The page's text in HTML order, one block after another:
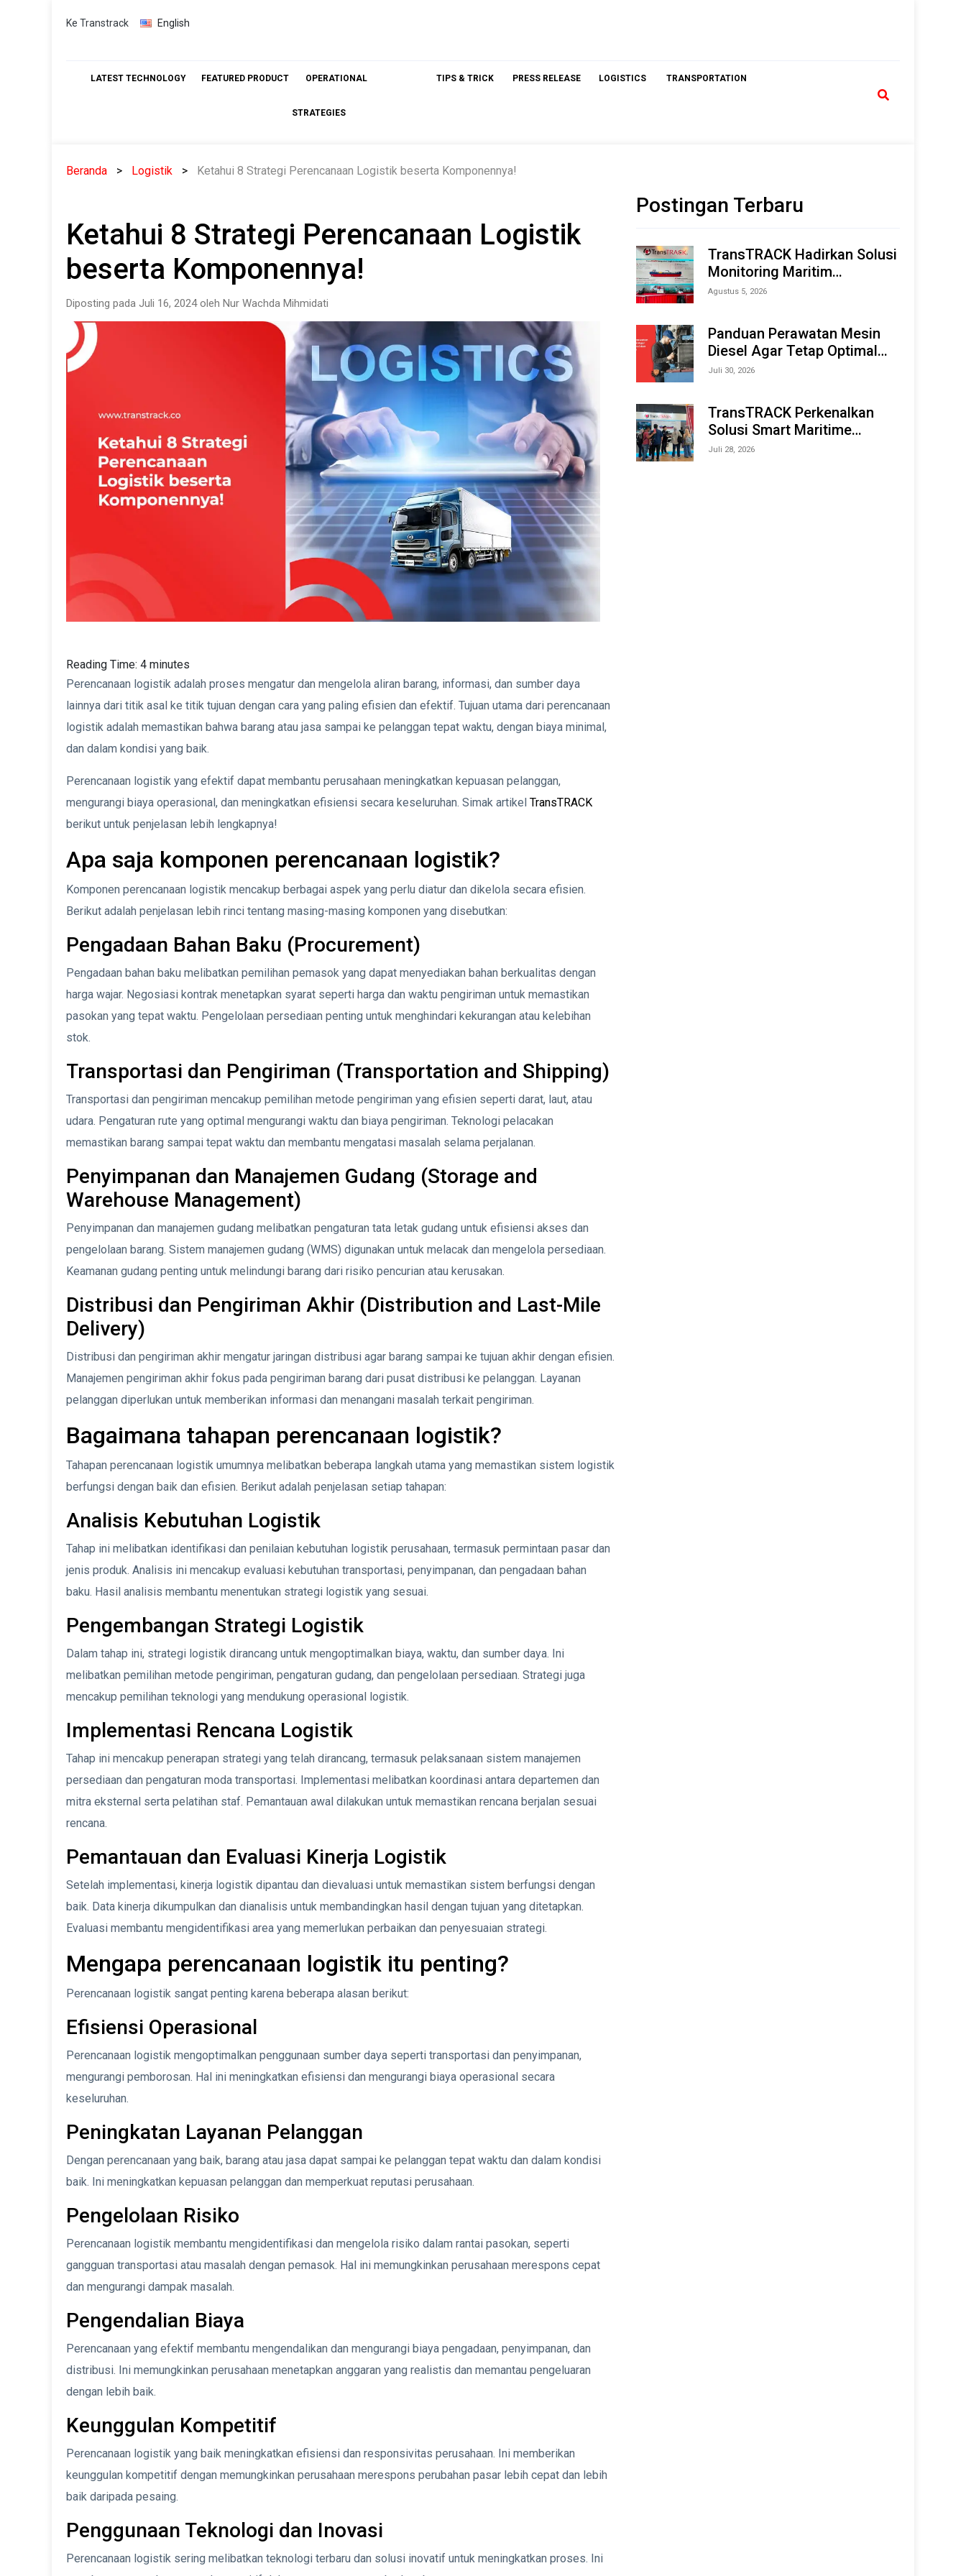
Skip
Ke Transtrack English
LATEST TECHNOLOGY FEATURED PRODUCT OPERATIONAL
STRATEGIES
TIPS & TRICK PRESS RELEASE LOGISTICS TRANSPORTATION
Beranda Logistik Ketahui 8 Strategi Perencanaan Logistik beserta Komponennya!
Ketahui 8 Strategi Perencanaan Logistik
beserta Komponennya!
Diposting pada Juli 16, 2024 oleh Nur Wachda Mihmidati
Reading Time: 4 minutes
Perencanaan logistik adalah proses mengatur dan mengelola aliran barang, informasi, dan sumber daya
lainnya dari titik asal ke titik tujuan dengan cara yang paling efisien dan efektif. Tujuan utama dari perencanaan
logistik adalah memastikan bahwa barang atau jasa sampai ke pelanggan tepat waktu, dengan biaya minimal,
dan dalam kondisi yang baik.
Perencanaan logistik yang efektif dapat membantu perusahaan meningkatkan kepuasan pelanggan,
mengurangi biaya operasional, dan meningkatkan efisiensi secara keseluruhan. Simak artikel TransTRACK
berikut untuk penjelasan lebih lengkapnya!
Apa saja komponen perencanaan logistik?
Komponen perencanaan logistik mencakup berbagai aspek yang perlu diatur dan dikelola secara efisien.
Berikut adalah penjelasan lebih rinci tentang masing-masing komponen yang disebutkan:
Pengadaan Bahan Baku (Procurement)
Pengadaan bahan baku melibatkan pemilihan pemasok yang dapat menyediakan bahan berkualitas dengan
harga wajar. Negosiasi kontrak menetapkan syarat seperti harga dan waktu pengiriman untuk memastikan
pasokan yang tepat waktu. Pengelolaan persediaan penting untuk menghindari kekurangan atau kelebihan
stok.
Transportasi dan Pengiriman (Transportation and Shipping)
Transportasi dan pengiriman mencakup pemilihan metode pengiriman yang efisien seperti darat, laut, atau
udara. Pengaturan rute yang optimal mengurangi waktu dan biaya pengiriman. Teknologi pelacakan
memastikan barang sampai tepat waktu dan membantu mengatasi masalah selama perjalanan.
Penyimpanan dan Manajemen Gudang (Storage and
Warehouse Management)
Penyimpanan dan manajemen gudang melibatkan pengaturan tata letak gudang untuk efisiensi akses dan
pengelolaan barang. Sistem manajemen gudang (WMS) digunakan untuk melacak dan mengelola persediaan.
Keamanan gudang penting untuk melindungi barang dari risiko pencurian atau kerusakan.
Distribusi dan Pengiriman Akhir (Distribution and Last-Mile
Delivery)
Distribusi dan pengiriman akhir mengatur jaringan distribusi agar barang sampai ke tujuan akhir dengan efisien.
Manajemen pengiriman akhir fokus pada pengiriman barang dari pusat distribusi ke pelanggan. Layanan
pelanggan diperlukan untuk memberikan informasi dan menangani masalah terkait pengiriman.
Bagaimana tahapan perencanaan logistik?
Tahapan perencanaan logistik umumnya melibatkan beberapa langkah utama yang memastikan sistem logistik
berfungsi dengan baik dan efisien. Berikut adalah penjelasan setiap tahapan:
Analisis Kebutuhan Logistik
Tahap ini melibatkan identifikasi dan penilaian kebutuhan logistik perusahaan, termasuk permintaan pasar dan
jenis produk. Analisis ini mencakup evaluasi kebutuhan transportasi, penyimpanan, dan pengadaan bahan
baku. Hasil analisis membantu menentukan strategi logistik yang sesuai.
Pengembangan Strategi Logistik
Dalam tahap ini, strategi logistik dirancang untuk mengoptimalkan biaya, waktu, dan sumber daya. Ini
melibatkan pemilihan metode pengiriman, pengaturan gudang, dan pengelolaan persediaan. Strategi juga
mencakup pemilihan teknologi yang mendukung operasional logistik.
Implementasi Rencana Logistik
Tahap ini mencakup penerapan strategi yang telah dirancang, termasuk pelaksanaan sistem manajemen
persediaan dan pengaturan moda transportasi. Implementasi melibatkan koordinasi antara departemen dan
mitra eksternal serta pelatihan staf. Pemantauan awal dilakukan untuk memastikan rencana berjalan sesuai
rencana.
Pemantauan dan Evaluasi Kinerja Logistik
Setelah implementasi, kinerja logistik dipantau dan dievaluasi untuk memastikan sistem berfungsi dengan
baik. Data kinerja dikumpulkan dan dianalisis untuk membandingkan hasil dengan tujuan yang ditetapkan.
Evaluasi membantu mengidentifikasi area yang memerlukan perbaikan dan penyesuaian strategi.
Mengapa perencanaan logistik itu penting?
Perencanaan logistik sangat penting karena beberapa alasan berikut:
Efisiensi Operasional
Perencanaan logistik mengoptimalkan penggunaan sumber daya seperti transportasi dan penyimpanan,
mengurangi pemborosan. Hal ini meningkatkan efisiensi dan mengurangi biaya operasional secara
keseluruhan.
Peningkatan Layanan Pelanggan
Dengan perencanaan yang baik, barang atau jasa dapat sampai ke pelanggan tepat waktu dan dalam kondisi
baik. Ini meningkatkan kepuasan pelanggan dan memperkuat reputasi perusahaan.
Pengelolaan Risiko
Perencanaan logistik membantu mengidentifikasi dan mengelola risiko dalam rantai pasokan, seperti
gangguan transportasi atau masalah dengan pemasok. Hal ini memungkinkan perusahaan merespons cepat
dan mengurangi dampak masalah.
Pengendalian Biaya
Perencanaan yang efektif membantu mengendalikan dan mengurangi biaya pengadaan, penyimpanan, dan
distribusi. Ini memungkinkan perusahaan menetapkan anggaran yang realistis dan memantau pengeluaran
dengan lebih baik.
Keunggulan Kompetitif
Perencanaan logistik yang baik meningkatkan efisiensi dan responsivitas perusahaan. Ini memberikan
keunggulan kompetitif dengan memungkinkan perusahaan merespons perubahan pasar lebih cepat dan lebih
baik daripada pesaing.
Penggunaan Teknologi dan Inovasi
Perencanaan logistik sering melibatkan teknologi terbaru dan solusi inovatif untuk meningkatkan proses. Ini
Postingan Terbaru
TransTRACK Hadirkan Solusi
Monitoring Maritim
Terintegrasi Berbasis AI &
Offshore Expo (IMOX) 2026
Agustus 5, 2026
Panduan Perawatan Mesin
Diesel Agar Tetap Optimal
dan Tahan Lama
Juli 30, 2026
TransTRACK Perkenalkan
Solusi Smart Maritime
Monitoring Berbasis AI dan
Juli 28, 2026